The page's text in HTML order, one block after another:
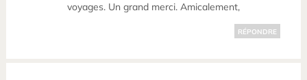
voyages. Un grand merci. Amicalement,
RÉPONDRE